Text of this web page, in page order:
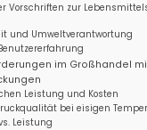
Vorschriften zur
und Umweltverantwortung
im Großhandel
Leistung und Kosten
bei eisigen
Leistung